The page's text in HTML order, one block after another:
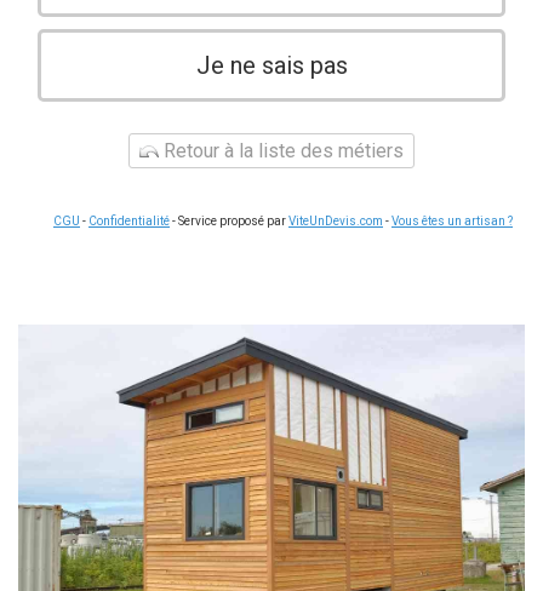
Je ne sais pas
Retour à la liste des métiers
CGU - Confidentialité- Service proposé parViteUnDevis.com -Vous êtes un artisan ?